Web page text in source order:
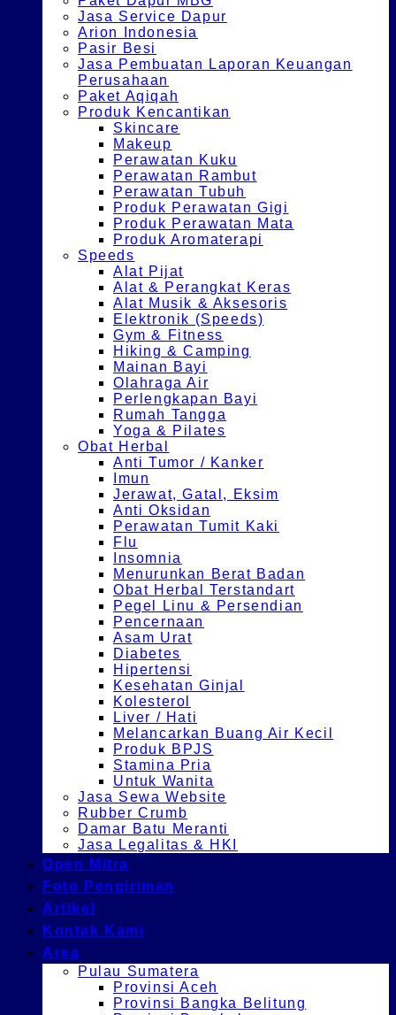
Jasa Service Dapur
Arion Indonesia
Pasir Besi
Jasa Pembuatan Laporan Keuangan
Perusahaan
Paket Aqiqah
Produk Kencantikan
Skincare
Makeup
Perawatan Kuku
Perawatan Rambut
Perawatan Tubuh
Produk Perawatan Gigi
Produk Perawatan Mata
Produk Aromaterapi
Speeds
Alat Pijat
Alat & Perangkat Keras
Alat Musik & Aksesoris
Elektronik (Speeds)
Gym & Fitness
Hiking & Camping
Mainan Bayi
Olahraga Air
Perlengkapan Bayi
Rumah Tangga
Yoga & Pilates
Obat Herbal
Anti Tumor / Kanker
Imun
Jerawat, Gatal, Eksim
Anti Oksidan
Perawatan Tumit Kaki
Flu
Insomnia
Menurunkan Berat Badan
Obat Herbal Terstandart
Pegel Linu & Persendian
Pencernaan
Asam Urat
Diabetes
Hipertensi
Kesehatan Ginjal
Kolesterol
Liver / Hati
Melancarkan Buang Air Kecil
Produk BPJS
Stamina Pria
Untuk Wanita
Jasa Sewa Website
Rubber Crumb
Damar Batu Meranti
Jasa Legalitas & HKI
Open Mitra
Foto Pengiriman
Artikel
Kontak Kami
Area
Pulau Sumatera
Provinsi Aceh
Provinsi Bangka Belitung